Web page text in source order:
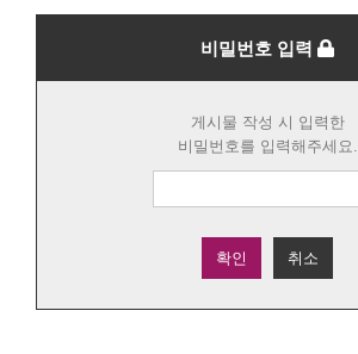
비밀번호 입력
게시물 작성 시 입력한
비밀번호를 입력해주세요.
확인 취소